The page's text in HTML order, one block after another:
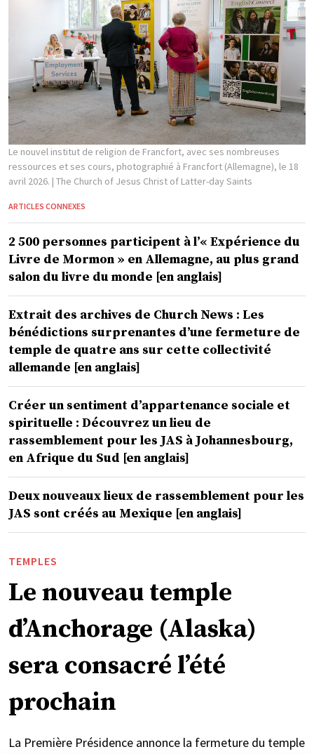
Le nouvel institut de religion de Francfort, avec ses nombreuses
ressources et ses cours, photographié à Francfort (Allemagne), le 18
avril 2026. | The Church of Jesus Christ of Latter-day Saints
ARTICLES CONNEXES
2 500 personnes participent à l’« Expérience du
Livre de Mormon » en Allemagne, au plus grand
salon du livre du monde [en anglais]
Extrait des archives de Church News : Les
bénédictions surprenantes d’une fermeture de
temple de quatre ans sur cette collectivité
allemande [en anglais]
Créer un sentiment d’appartenance sociale et
spirituelle : Découvrez un lieu de
rassemblement pour les JAS à Johannesbourg,
en Afrique du Sud [en anglais]
Deux nouveaux lieux de rassemblement pour les
JAS sont créés au Mexique [en anglais]
TEMPLES
Le nouveau temple
d’Anchorage (Alaska)
sera consacré l’été
prochain
La Première Présidence annonce la fermeture du temple